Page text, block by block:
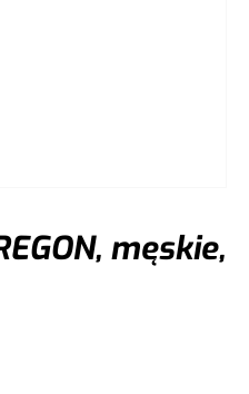
męskie,